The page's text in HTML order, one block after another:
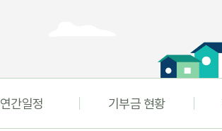
연간일정 기부금 현황